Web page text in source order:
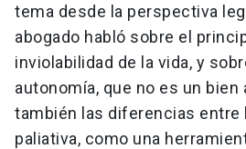
tema desde la perspectiva
abogado habló sobre el
inviolabilidad de la vida, y
autonomía, que no es un
también las diferencias entre
paliativa, como una